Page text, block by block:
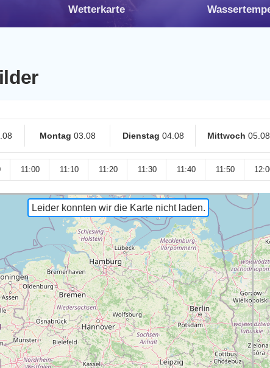
Wetterkarte
Montag 03.08 Dienstag 04.08 Mittwoch 05.08
11:00 11:10 11:20 11:30 11:40 11:50
Leider konnten wir die Karte nicht laden.